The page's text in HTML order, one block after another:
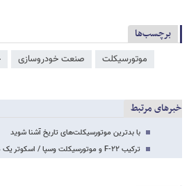
برچسب‌ها
موتورسیکلت صنعت خودروسازی
خبرهای مرتبط
با بدترین موتورسیکلت‌های تاریخ آشنا شوید
ترکیب F-۲۲ و موتورسیکلت وسپا / اسکوتر یک میلیارد تومانی با روح یک جنگنده